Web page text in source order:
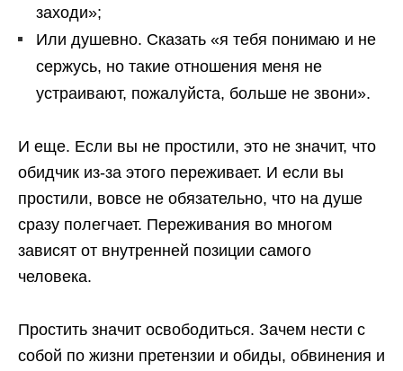
заходи»;
Или душевно. Сказать «я тебя понимаю и не
сержусь, но такие отношения меня не
устраивают, пожалуйста, больше не звони».
И еще. Если вы не простили, это не значит, что
обидчик из-за этого переживает. И если вы
простили, вовсе не обязательно, что на душе
сразу полегчает. Переживания во многом
зависят от внутренней позиции самого
человека.
Простить значит освободиться. Зачем нести с
собой по жизни претензии и обиды, обвинения и